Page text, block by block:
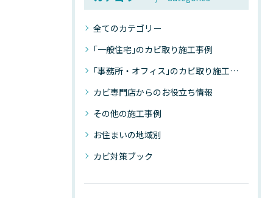
全てのカテゴリー
｢一般住宅｣のカビ取り施工事例
｢事務所・オフィス｣のカビ取り施工事例
カビ専門店からのお役立ち情報
その他の施工事例
お住まいの地域別
カビ対策ブック